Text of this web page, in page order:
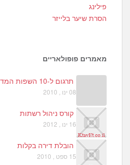
1
פילינג
הסרת שיער בלייזר
מאמרים פופולאריים
תרגום ל-10 השפות המדוברות בעולם
08 ינו , 2010
קורס ניהול רשתות
16 ינו , 2012
הובלת דירה בקלות
15 ספט , 2010